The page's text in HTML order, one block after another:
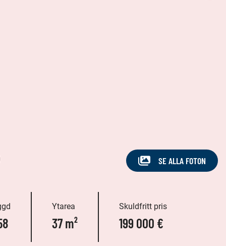
SE ALLA FOTON
Ytarea
37 m²
Skuldfritt pris
199 000 €